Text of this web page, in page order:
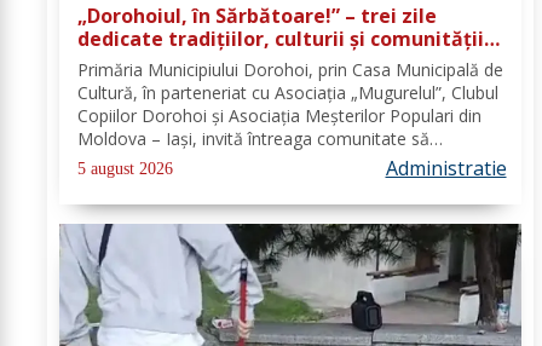
„Dorohoiul, în Sărbătoare!” – trei zile
dedicate tradițiilor, culturii și comunității
Trei tradiții. Un singur eveniment. O
singură sărbătoare!
Primăria Municipiului Dorohoi, prin Casa Municipală de
Cultură, în parteneriat cu Asociația „Mugurelul”, Clubul
Copiilor Dorohoi și Asociația Meșterilor Populari din
Moldova – Iași, invită întreaga comunitate să
participe, în perioada 28–30 august 2026, la
evenimentul „Dorohoiul, în Sărbătoare!”....
5 august 2026 Administratie